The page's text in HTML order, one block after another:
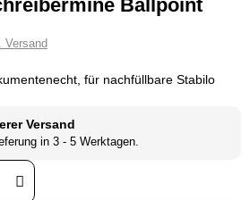
Ballpoint
Versand
für nachfüllbare Stabilo
Versand
in 3 - 5 Werktagen.